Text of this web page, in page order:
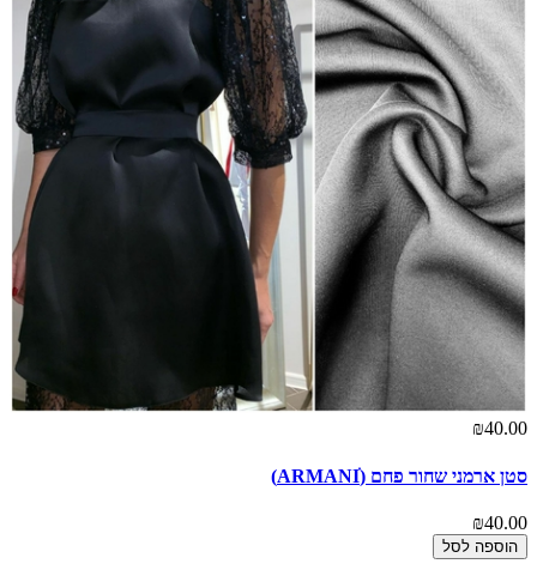
₪40.00
סטן ארמני שחור פחם (ARMANIׂׂ)
₪40.00
הוספה לסל